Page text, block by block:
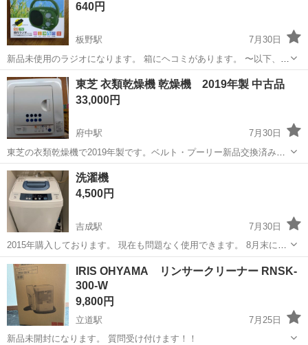
640円
板野駅
7月30日
新品未使用のラジオになります。 箱にヘコミがあります。 〜以下、商
品ホームページより〜 商品の詳細 トップハイライト ブランドオーム
（OHM） 色グリーン 特徴防塵 商品の寸法19.5長さ x 11.2幅 x 17.8高
徳島 板野郡 板野駅 生活家電 DSP
東芝 衣類乾燥機 乾燥機 2019年製 中古品
33,000円
府中駅
7月30日
東芝の衣類乾燥機で2019年製です。ベルト・プーリー新品交換済みで
す。綺麗な状態なんですが、ドアを閉める時、少し持ち上げながらで
ないと閉まらないのでご了承ください。 サイズは横幅約65cm、奥行
約52cm、高さ約65cm※サ...
徳島 徳島市 府中駅
洗濯機
4,500円
吉成駅
7月30日
2015年購入しております。 現在も問題なく使用できます。 8月末に引
っ越しを控えており廃棄なども検討しております。
徳島 徳島市 生活家電
IRIS OHYAMA リンサークリーナー RNSK-
300-W
9,800円
立道駅
7月25日
新品未開封になります。 質問受け付けます！！